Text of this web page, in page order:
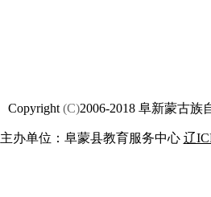
Copyright (C)2006-2018 阜新蒙古族
主办单位：阜蒙县教育服务中心 辽